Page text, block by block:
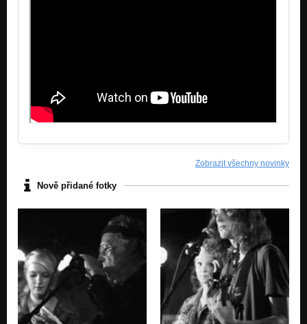
Zobrazit všechny novinky
Nově přidané fotky